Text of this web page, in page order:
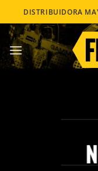
Saltar
al
contenido
DISTRIBUIDORA